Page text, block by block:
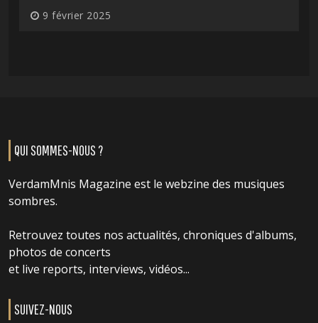
9 février 2025
QUI SOMMES-NOUS ?
VerdamMnis Magazine est le webzine des musiques
sombres.
Retrouvez toutes nos actualités, chroniques d'albums,
photos de concerts
et live reports, interviews, vidéos...
SUIVEZ-NOUS